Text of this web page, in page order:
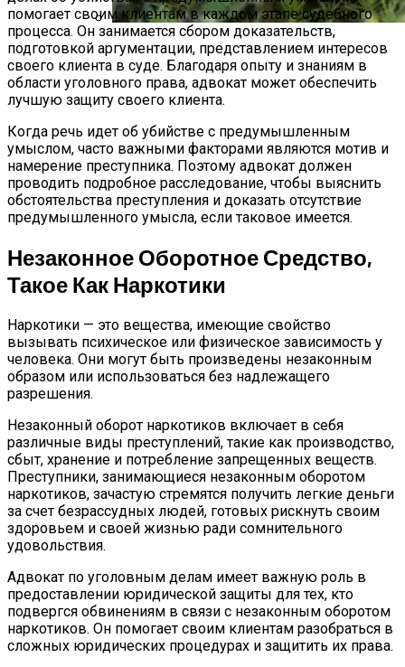
Что Такое Княженика, Где Произрастает
Ягода, Как Выглядит И Как Вырастить
Арктическую Малину На Участке
помогает своим клиентам в каждом этапе судебного
процесса. Он занимается сбором доказательств,
подготовкой аргументации, представлением интересов
своего клиента в суде. Благодаря опыту и знаниям в
области уголовного права, адвокат может обеспечить
лучшую защиту своего клиента.
Когда речь идет об убийстве с предумышленным
умыслом, часто важными факторами являются мотив и
намерение преступника. Поэтому адвокат должен
проводить подробное расследование, чтобы выяснить
обстоятельства преступления и доказать отсутствие
предумышленного умысла, если таковое имеется.
Незаконное Оборотное Средство,
Такое Как Наркотики
Наркотики — это вещества, имеющие свойство
вызывать психическое или физическое зависимость у
человека. Они могут быть произведены незаконным
образом или использоваться без надлежащего
разрешения.
Незаконный оборот наркотиков включает в себя
различные виды преступлений, такие как производство,
сбыт, хранение и потребление запрещенных веществ.
Преступники, занимающиеся незаконным оборотом
наркотиков, зачастую стремятся получить легкие деньги
за счет безрассудных людей, готовых рискнуть своим
здоровьем и своей жизнью ради сомнительного
удовольствия.
Адвокат по уголовным делам имеет важную роль в
предоставлении юридической защиты для тех, кто
подвергся обвинениям в связи с незаконным оборотом
наркотиков. Он помогает своим клиентам разобраться в
сложных юридических процедурах и защитить их права.